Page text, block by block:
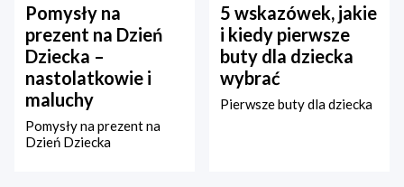
Pomysły na
prezent na Dzień
Dziecka –
nastolatkowie i
maluchy
Pomysły na prezent na
Dzień Dziecka
5 wskazówek, jakie
i kiedy pierwsze
buty dla dziecka
wybrać
Pierwsze buty dla dziecka